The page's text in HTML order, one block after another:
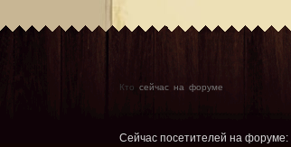
Кто сейчас на форуме
Сейчас посетителей на форуме: